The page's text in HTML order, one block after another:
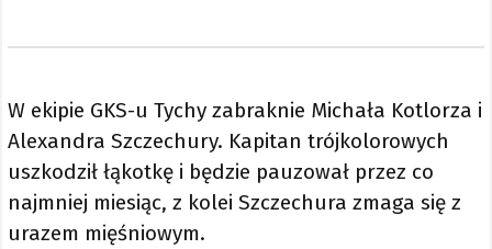
W ekipie GKS-u Tychy zabraknie Michała Kotlorza i
Alexandra Szczechury. Kapitan trójkolorowych
uszkodził łąkotkę i będzie pauzował przez co
najmniej miesiąc, z kolei Szczechura zmaga się z
urazem mięśniowym.